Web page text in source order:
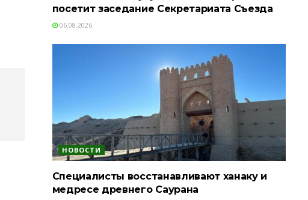
посетит заседание Секретариата Съезда
06.08.2026
НОВОСТИ
Специалисты восстанавливают ханаку и
медресе древнего Саурана